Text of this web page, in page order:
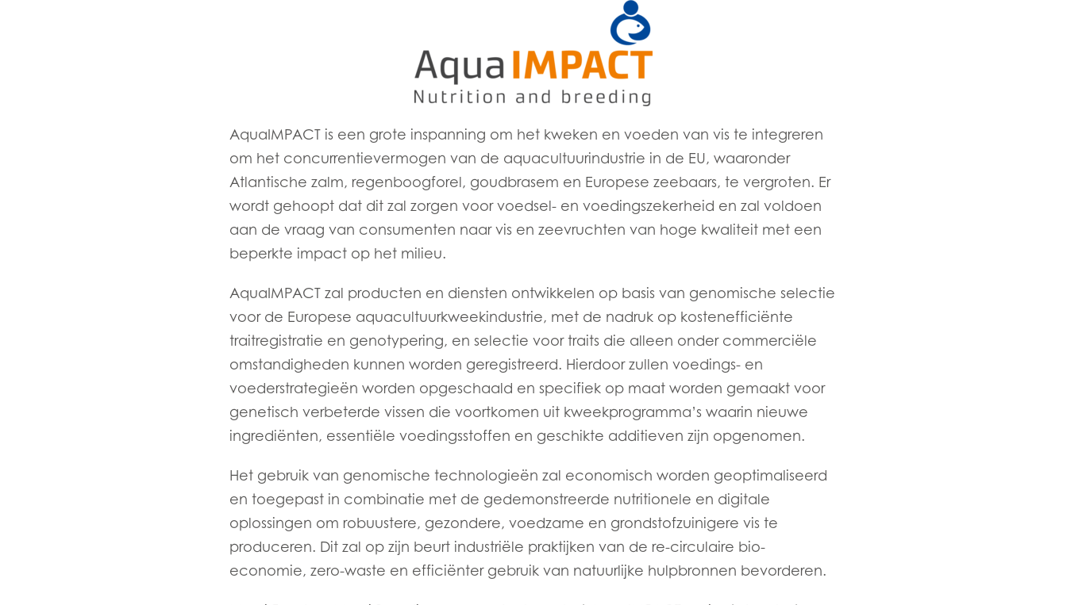
Asia
Mowi Japan
Mowi Korea
Mowi Taiwan
Europe
Mowi Belgium (NL)
Mowi Czechia (CZ)
Mowi Czechia (EN)
Mowi Faroe Islands
Mowi Ireland
Mowi Italy
Mowi NetherlandsACTIVE
Mowi Poland
Mowi Scotland
Mowi Spain
Mowi Turkey
Mowi Canada East
Mowi Canada West
Mowi Chile
Mowi USA
Ga verder
AquaIMPACT is een grote inspanning om het kweken en voeden van vis te integreren
om het concurrentievermogen van de aquacultuurindustrie in de EU, waaronder
Atlantische zalm, regenboogforel, goudbrasem en Europese zeebaars, te vergroten. Er
wordt gehoopt dat dit zal zorgen voor voedsel- en voedingszekerheid en zal voldoen
aan de vraag van consumenten naar vis en zeevruchten van hoge kwaliteit met een
beperkte impact op het milieu.
AquaIMPACT zal producten en diensten ontwikkelen op basis van genomische selectie
voor de Europese aquacultuurkweekindustrie, met de nadruk op kostenefficiënte
traitregistratie en genotypering, en selectie voor traits die alleen onder commerciële
omstandigheden kunnen worden geregistreerd. Hierdoor zullen voedings- en
voederstrategieën worden opgeschaald en specifiek op maat worden gemaakt voor
genetisch verbeterde vissen die voortkomen uit kweekprogramma’s waarin nieuwe
ingrediënten, essentiële voedingsstoffen en geschikte additieven zijn opgenomen.
Het gebruik van genomische technologieën zal economisch worden geoptimaliseerd
en toegepast in combinatie met de gedemonstreerde nutritionele en digitale
oplossingen om robuustere, gezondere, voedzame en grondstofzuinigere vis te
produceren. Dit zal op zijn beurt industriële praktijken van de re-circulaire bio-
economie, zero-waste en efficiënter gebruik van natuurlijke hulpbronnen bevorderen.